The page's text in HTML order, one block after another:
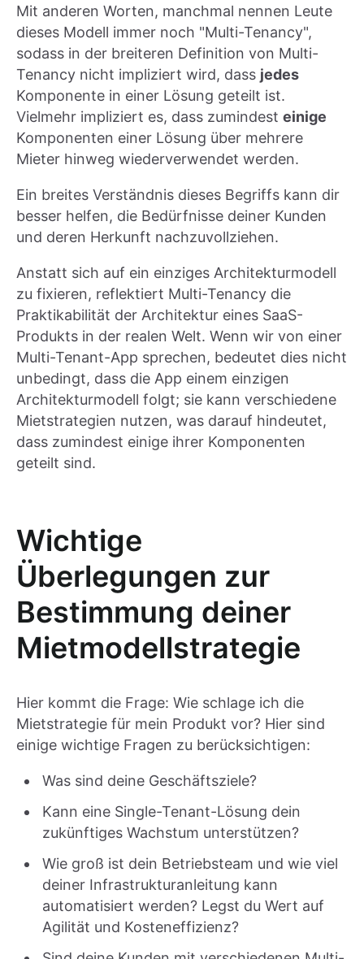
Mit anderen Worten, manchmal nennen Leute
dieses Modell immer noch "Multi-Tenancy",
sodass in der breiteren Definition von Multi-
Tenancy nicht impliziert wird, dass jedes
Komponente in einer Lösung geteilt ist.
Vielmehr impliziert es, dass zumindest einige
Komponenten einer Lösung über mehrere
Mieter hinweg wiederverwendet werden.
Ein breites Verständnis dieses Begriffs kann dir
besser helfen, die Bedürfnisse deiner Kunden
und deren Herkunft nachzuvollziehen.
Anstatt sich auf ein einziges Architekturmodell
zu fixieren, reflektiert Multi-Tenancy die
Praktikabilität der Architektur eines SaaS-
Produkts in der realen Welt. Wenn wir von einer
Multi-Tenant-App sprechen, bedeutet dies nicht
unbedingt, dass die App einem einzigen
Architekturmodell folgt; sie kann verschiedene
Mietstrategien nutzen, was darauf hindeutet,
dass zumindest einige ihrer Komponenten
geteilt sind.
Wichtige
Überlegungen zur
Bestimmung deiner
Mietmodellstrategie
Hier kommt die Frage: Wie schlage ich die
Mietstrategie für mein Produkt vor? Hier sind
einige wichtige Fragen zu berücksichtigen:
Was sind deine Geschäftsziele?
Kann eine Single-Tenant-Lösung dein
zukünftiges Wachstum unterstützen?
Wie groß ist dein Betriebsteam und wie viel
deiner Infrastrukturanleitung kann
automatisiert werden? Legst du Wert auf
Agilität und Kosteneffizienz?